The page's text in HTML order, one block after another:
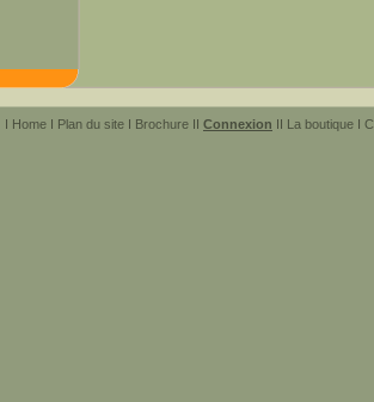
I Home I Plan du site I Brochure II Connexion II La boutique I